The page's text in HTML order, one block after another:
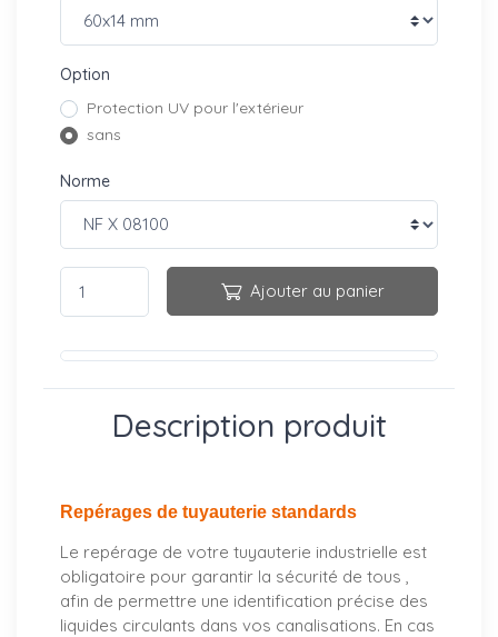
Option
Protection UV pour l'extérieur
sans
Norme
Ajouter au panier
Description produit
Repérages de tuyauterie standards
Le repérage de votre tuyauterie industrielle est
obligatoire pour garantir la sécurité de tous ,
afin de permettre une identification précise des
liquides circulants dans vos canalisations. En cas